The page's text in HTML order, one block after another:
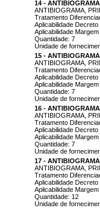
14 - ANTIBIOGRAMA
ANTIBIOGRAMA,
Tratamento
Aplicabilidade Decreto
Aplicabilidade
Quantidade: 7
Unidade de
15 - ANTIBIOGRAMA
ANTIBIOGRAMA,
Tratamento
Aplicabilidade Decreto
Aplicabilidade
Quantidade: 7
Unidade de
16 - ANTIBIOGRAMA
ANTIBIOGRAMA,
Tratamento
Aplicabilidade Decreto
Aplicabilidade
Quantidade: 7
Unidade de
17 - ANTIBIOGRAMA
ANTIBIOGRAMA,
Tratamento
Aplicabilidade Decreto
Aplicabilidade
Quantidade: 12
Unidade de